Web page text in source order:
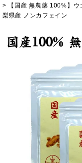
【国産 無農薬 100%】
梨県産 ノンカフェイン